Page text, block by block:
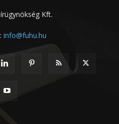
Kft.
info@fuhu.hu